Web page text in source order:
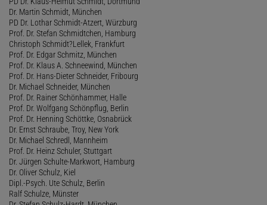
Dr. Martin Schmidt, München
PD Dr. Lothar Schmidt-Atzert, Würzburg
Prof. Dr. Stefan Schmidtchen, Hamburg
Christoph Schmidt?Lellek, Frankfurt
Prof. Dr. Edgar Schmitz, München
Prof. Dr. Klaus A. Schneewind, München
Prof. Dr. Hans-Dieter Schneider, Fribourg
Dr. Michael Schneider, München
Prof. Dr. Rainer Schönhammer, Halle
Prof. Dr. Wolfgang Schönpflug, Berlin
Prof. Dr. Henning Schöttke, Osnabrück
Dr. Ernst Schraube, Troy, New York
Dr. Michael Schredl, Mannheim
Prof. Dr. Heinz Schuler, Stuttgart
Dr. Jürgen Schulte-Markwort, Hamburg
Dr. Oliver Schulz, Kiel
Dipl.-Psych. Ute Schulz, Berlin
Ralf Schulze, Münster